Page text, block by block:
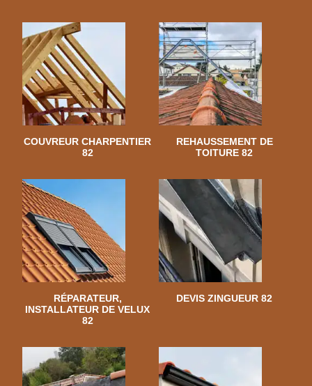
COUVREUR CHARPENTIER
82
REHAUSSEMENT DE
TOITURE 82
RÉPARATEUR,
INSTALLATEUR DE VELUX
82
DEVIS ZINGUEUR 82